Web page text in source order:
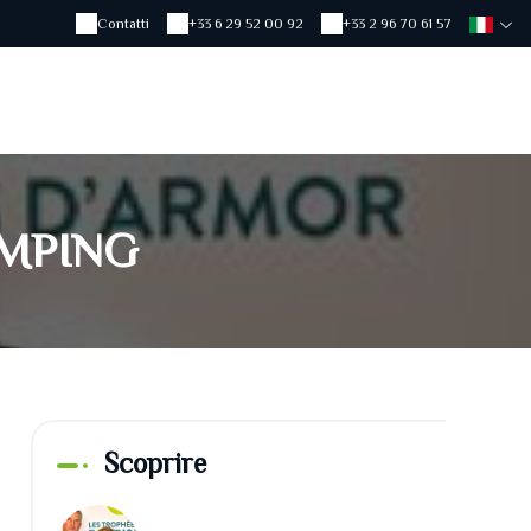
+33 2 96 70 61 57
+33 6 29 52 00 92
Contatti
Scoprire